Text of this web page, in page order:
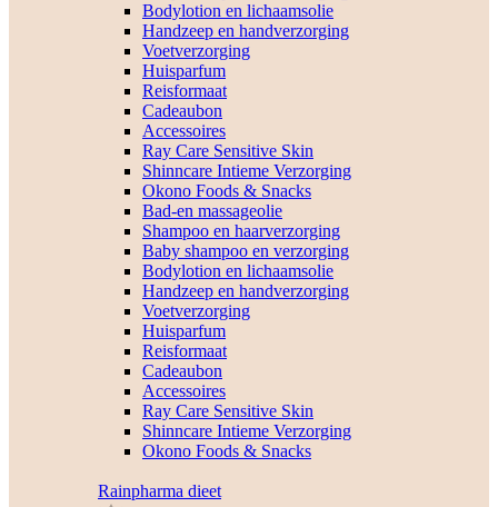
Bodylotion en lichaamsolie
Handzeep en handverzorging
Voetverzorging
Huisparfum
Reisformaat
Cadeaubon
Accessoires
Ray Care Sensitive Skin
Shinncare Intieme Verzorging
Okono Foods & Snacks
Bad-en massageolie
Shampoo en haarverzorging
Baby shampoo en verzorging
Bodylotion en lichaamsolie
Handzeep en handverzorging
Voetverzorging
Huisparfum
Reisformaat
Cadeaubon
Accessoires
Ray Care Sensitive Skin
Shinncare Intieme Verzorging
Okono Foods & Snacks
Rainpharma dieet